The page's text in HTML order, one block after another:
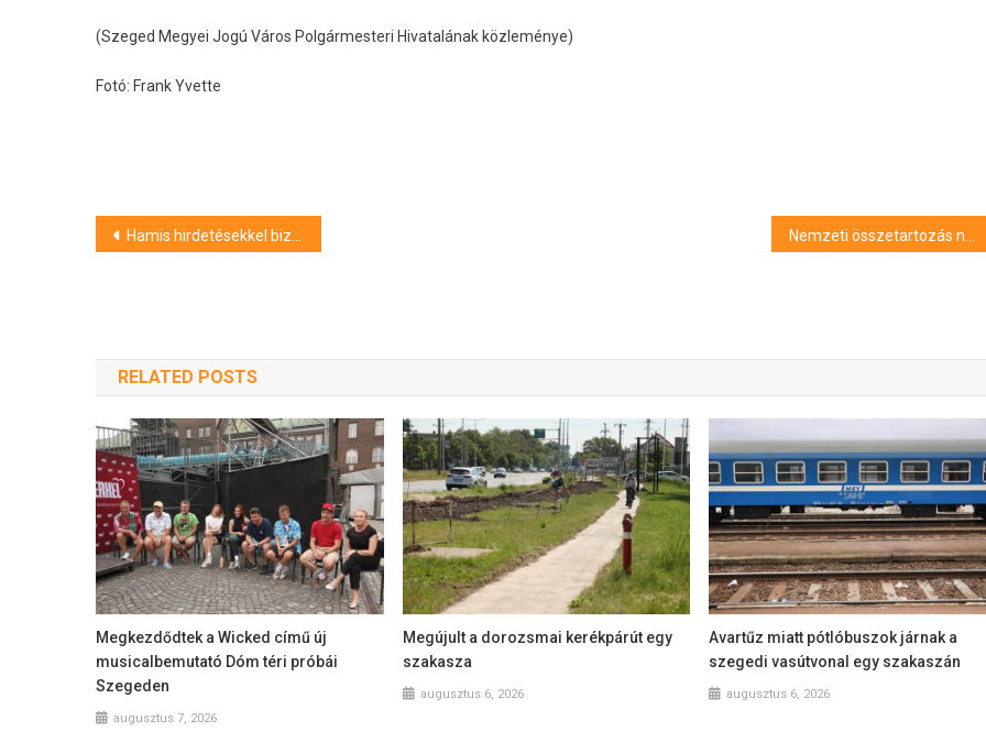
(Szeged Megyei Jogú Város Polgármesteri Hivatalának közleménye)
Fotó: Frank Yvette
Bejegyzés
Hamis hirdetésekkel bizniszelt egy makói férfi – vádat emeltek ellene
RELATED POSTS
Megkezdődtek a Wicked című új
musicalbemutató Dóm téri próbái
Szegeden
augusztus 7, 2026
Megújult a dorozsmai kerékpárút egy
szakasza
augusztus 6, 2026
Avartűz miatt pótlóbuszok járnak a
szegedi vasútvonal egy szakaszán
augusztus 6, 2026